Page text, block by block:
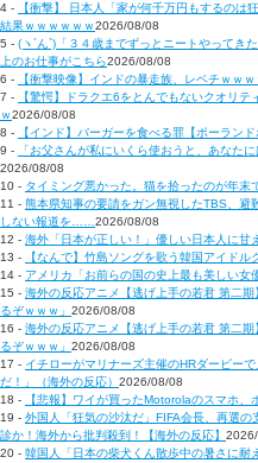
4 -
【衝撃】 日本人「家が何千万円もするの
結果ｗｗｗｗｗｗ2026/08/08
5 - (ヽ´ん`)「３４歳までずっとニートやって
上のお仕事がこちら2026/08/08
6 -
【衝撃映像】インドの暴走族、レベチｗｗ
7 -
【驚愕】ドラクエ6をとんでもないクオリ
ｗ2026/08/08
8 -
【インド】バーガーを食べる罪【ポーランド
9 -
「お父さんが私にいくら使おうと、あなた
2026/08/08
10 - タイミング悪かった。猫を拾ったのが年末
11 - 熊本県知事の要請をガン無視したTBS、避
しない報道を……2026/08/08
12 - 海外「日本が正しい！」優しい日本人に甘
13 -
【なんで】竹島ソングを歌う韓国アイド
14 - アメリカ「お前らの国の史上最も美しい女
15 - 海外の反応アニメ【逃げ上手の若君 第二
るぞｗｗｗ」 2026/08/08
16 - 海外の反応アニメ【逃げ上手の若君 第二
るぞｗｗｗ」 2026/08/08
17 - イチローがマリナーズ主催のHRダービー
だ！」（海外の反応） 2026/08/08
18 -
【悲報】ワイが買ったMotorolaのスマホ、
19 - 外国人「狂気の沙汰だ」FIFA会長、再選
診か！海外から批判殺到！【海外の反応】
20 - 韓国人「日本の柴犬くん散歩中の暑さに耐